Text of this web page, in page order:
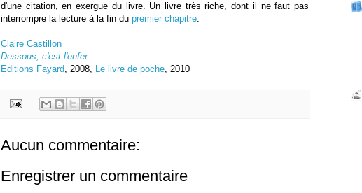
d'une citation, en exergue du livre. Un livre très riche, dont il ne faut pas
interrompre la lecture à la fin du premier chapitre.
Claire Castillon
Dessous, c'est l'enfer
Editions Fayard, 2008, Le livre de poche, 2010
Aucun commentaire:
Enregistrer un commentaire